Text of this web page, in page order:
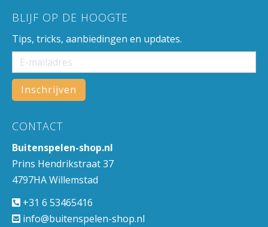
BLIJF OP DE HOOGTE
Tips, tricks, aanbiedingen en updates.
CONTACT
Buitenspelen-shop.nl
Prins Hendrikstraat 37
4797HA Willemstad
+31 6 53465416
info@buitenspelen-shop.nl